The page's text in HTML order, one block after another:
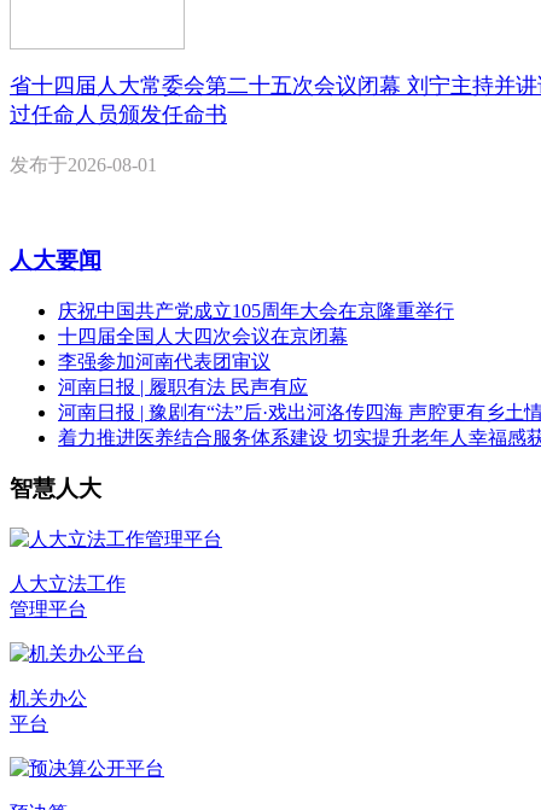
省十四届人大常委会第二十五次会议闭幕 刘宁主持并
过任命人员颁发任命书
发布于2026-08-01
人大要闻
庆祝中国共产党成立105周年大会在京隆重举行
十四届全国人大四次会议在京闭幕
李强参加河南代表团审议
河南日报 | 履职有法 民声有应
河南日报 | 豫剧有“法”后·戏出河洛传四海 声腔更有乡土
着力推进医养结合服务体系建设 切实提升老年人幸福感
智慧人大
人大立法工作
管理平台
机关办公
平台